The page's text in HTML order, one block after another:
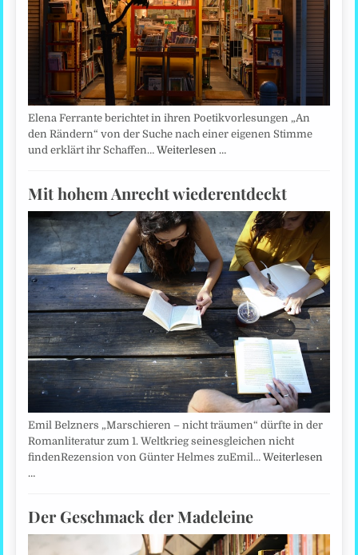
Elena Ferrante berichtet in ihren Poetikvorlesungen „An
den Rändern“ von der Suche nach einer eigenen Stimme
und erklärt ihr Schaffen…Weiterlesen …
Mit hohem Anrecht wiederentdeckt
Emil Belzners „Marschieren – nicht träumen“ dürfte in der
Romanliteratur zum 1. Weltkrieg seinesgleichen nicht
findenRezension von Günter Helmes zuEmil…Weiterlesen
…
Der Geschmack der Madeleine